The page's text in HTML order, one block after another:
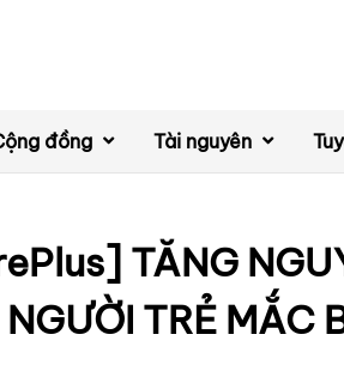
đồng Tài nguyên
TĂNG
TRẺ MẮC